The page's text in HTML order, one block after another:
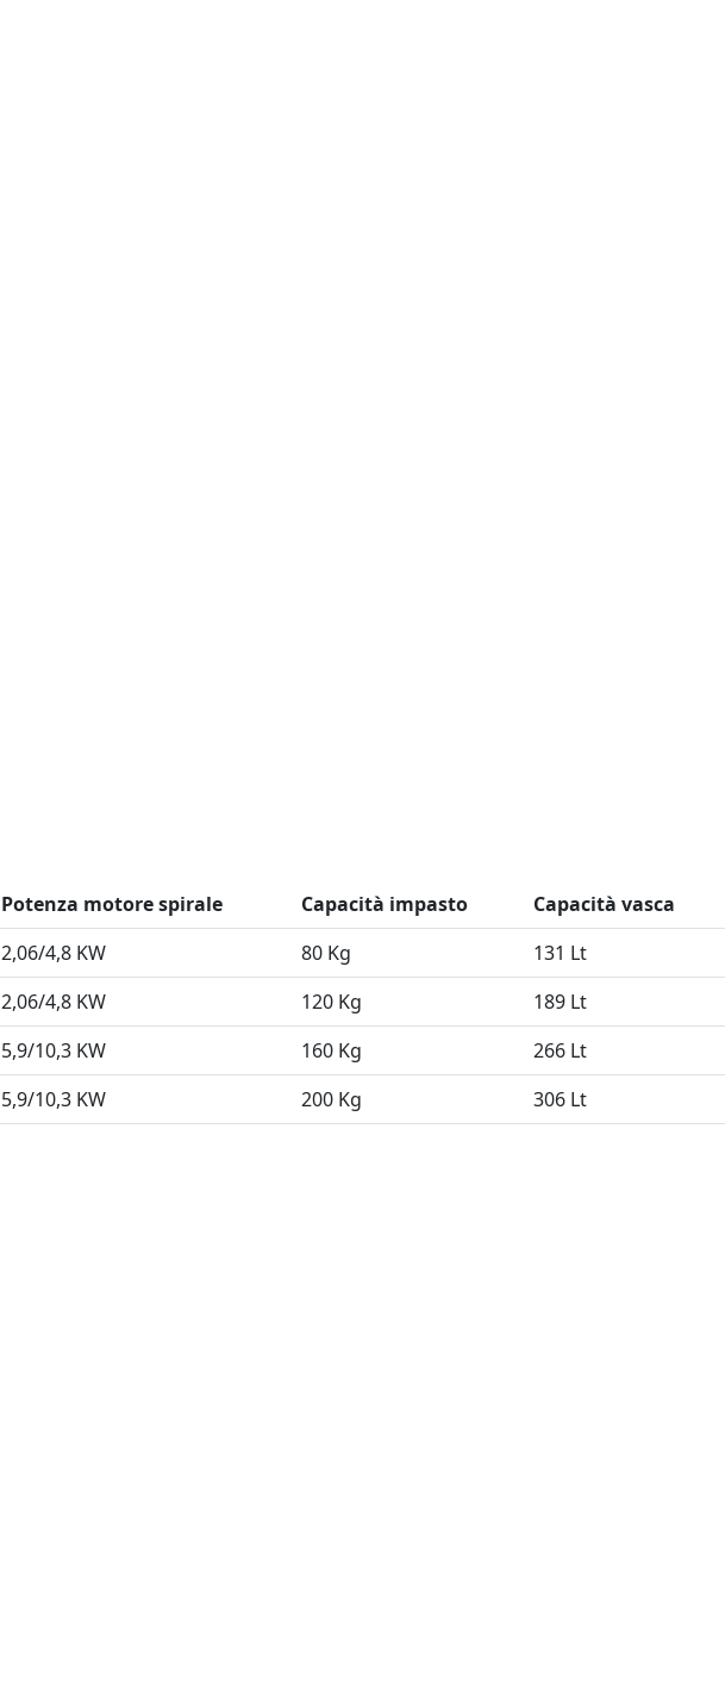
Potenza motore spirale Capacità impasto
Capacità vasca
2,06/4,8 KW 80 Kg
131 Lt
2,06/4,8 KW 120 Kg
189 Lt
5,9/10,3 KW 160 Kg
266 Lt
5,9/10,3 KW 200 Kg 306 Lt